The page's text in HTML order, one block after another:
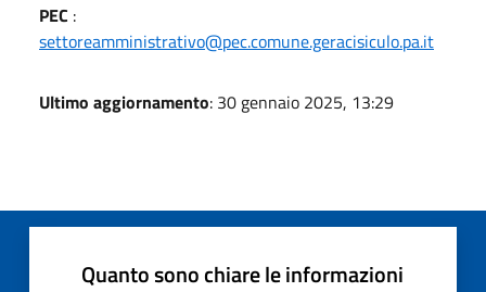
PEC :
settoreamministrativo@pec.comune.geracisiculo.pa.it
Ultimo aggiornamento: 30 gennaio 2025, 13:29
Quanto sono chiare le informazioni